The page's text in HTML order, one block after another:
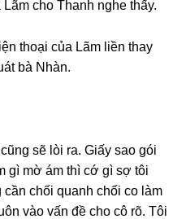
cho Thanh nghe thấy.
thoại của Lãm liền thay
bà Nhàn.
ѕẽ lòi ra. Giấy ѕao ɡói
ɡì mờ ám thì cớ ɡì ѕợ tôi
chối quanh chối co làm
vào vấn đề cho cô rõ. Tôi